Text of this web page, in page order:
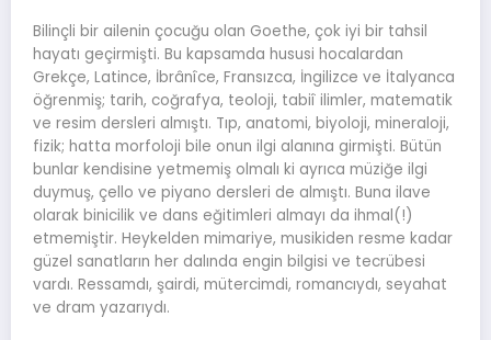
Bilinçli bir ailenin çocuğu olan Goethe, çok iyi bir tahsil
hayatı geçirmişti. Bu kapsamda hususi hocalardan
Grekçe, Latince, İbrânîce, Fransızca, İngilizce ve İtalyanca
öğrenmiş; tarih, coğrafya, teoloji, tabiî ilimler, matematik
ve resim dersleri almıştı. Tıp, anatomi, biyoloji, mineraloji,
fizik; hatta morfoloji bile onun ilgi alanına girmişti. Bütün
bunlar kendisine yetmemiş olmalı ki ayrıca müziğe ilgi
duymuş, çello ve piyano dersleri de almıştı. Buna ilave
olarak binicilik ve dans eğitimleri almayı da ihmal(!)
etmemiştir. Heykelden mimariye, musikiden resme kadar
güzel sanatların her dalında engin bilgisi ve tecrübesi
vardı. Ressamdı, şairdi, mütercimdi, romancıydı, seyahat
ve dram yazarıydı.